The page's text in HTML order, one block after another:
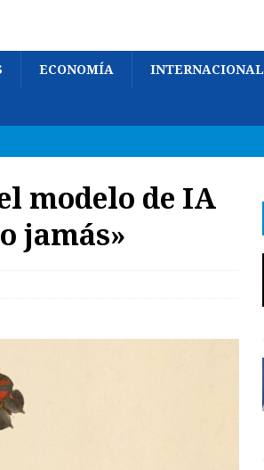
ECONOMÍA INTERNACIONAL
modelo de IA
jamás»